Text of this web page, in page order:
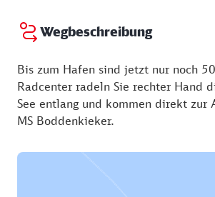
Wegbeschreibung
Bis zum Hafen sind jetzt nur noch
Radcenter radeln Sie rechter Hand
See entlang und kommen direkt zur
MS Boddenkieker.